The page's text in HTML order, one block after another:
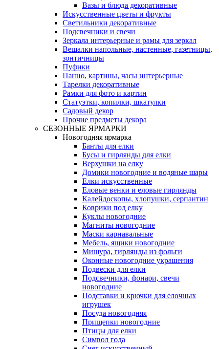
Вазы и блюда декоративные
Искусственные цветы и фрукты
Светильники декоративные
Подсвечники и свечи
Зеркала интерьерные и рамы для зеркал
Вешалки напольные, настенные, газетницы,
зонтичницы
Пуфики
Панно, картины, часы интерьерные
Тарелки декоративные
Рамки для фото и картин
Статуэтки, копилки, шкатулки
Садовый декор
Прочие предметы декора
СЕЗОННЫЕ ЯРМАРКИ
Новогодняя ярмарка
Банты для елки
Бусы и гирлянды для елки
Верхушки на елку
Домики новогодние и водяные шары
Елки искусственные
Еловые венки и еловые гирлянды
Калейдоскопы, хлопушки, серпантин
Коврики под елку
Куклы новогодние
Магниты новогодние
Маски карнавальные
Мебель, ящики новогодние
Мишура, гирлянды из фольги
Оконные новогодние украшения
Подвески для елки
Подсвечники, фонари, свечи
новогодние
Подставки и крючки для елочных
игрушек
Посуда новогодняя
Прищепки новогодние
Птицы для елки
Символ года